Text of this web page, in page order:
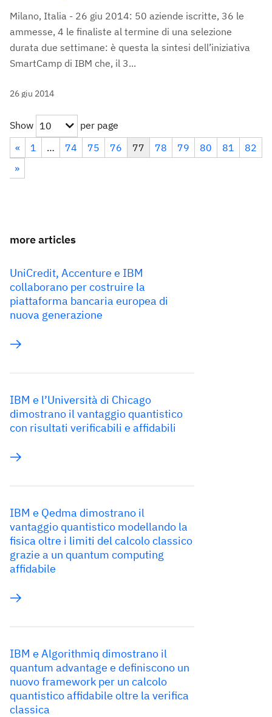
Milano, Italia - 26 giu 2014: 50 aziende iscritte, 36 le
ammesse, 4 le finaliste al termine di una selezione
durata due settimane: è questa la sintesi dell’iniziativa
SmartCamp di IBM che, il 3...
26 giu 2014
Show 10
per page
«
1 … 74 75 76 77 78 79 80 81
82
»
more articles
UniCredit, Accenture e IBM
collaborano per costruire la
piattaforma bancaria europea di
nuova generazione
IBM e l’Università di Chicago
dimostrano il vantaggio quantistico
con risultati verificabili e affidabili
IBM e Qedma dimostrano il
vantaggio quantistico modellando la
fisica oltre i limiti del calcolo classico
grazie a un quantum computing
affidabile
IBM e Algorithmiq dimostrano il
quantum advantage e definiscono un
nuovo framework per un calcolo
quantistico affidabile oltre la verifica
classica